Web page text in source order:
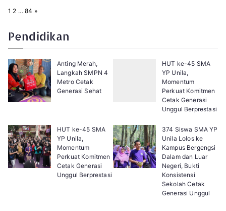
P
:
1 2 … 84 N
»
Pendidikan
Anting Merah,
Langkah SMPN 4
Metro Cetak
Generasi Sehat
HUT ke-45 SMA
YP Unila,
Momentum
Perkuat Komitmen
Cetak Generasi
Unggul Berprestasi
HUT ke-45 SMA
YP Unila,
Momentum
Perkuat Komitmen
Cetak Generasi
Unggul Berprestasi
374 Siswa SMA YP
Unila Lolos ke
Kampus Bergengsi
Dalam dan Luar
Negeri, Bukti
Konsistensi
Sekolah Cetak
Generasi Unggul